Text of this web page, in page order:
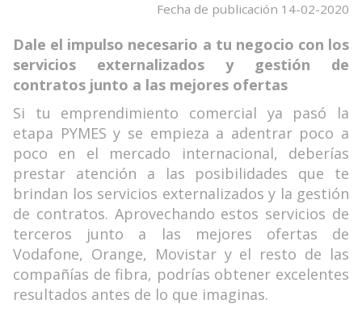
Fecha de publicación 14-02-2020
Dale el impulso necesario a tu negocio con los
servicios externalizados y gestión de
contratos junto a las mejores ofertas
Si tu emprendimiento comercial ya pasó la
etapa PYMES y se empieza a adentrar poco a
poco en el mercado internacional, deberías
prestar atención a las posibilidades que te
brindan los servicios externalizados y la gestión
de contratos. Aprovechando estos servicios de
terceros junto a las mejores ofertas de
Vodafone, Orange, Movistar y el resto de las
compañías de fibra, podrías obtener excelentes
resultados antes de lo que imaginas.